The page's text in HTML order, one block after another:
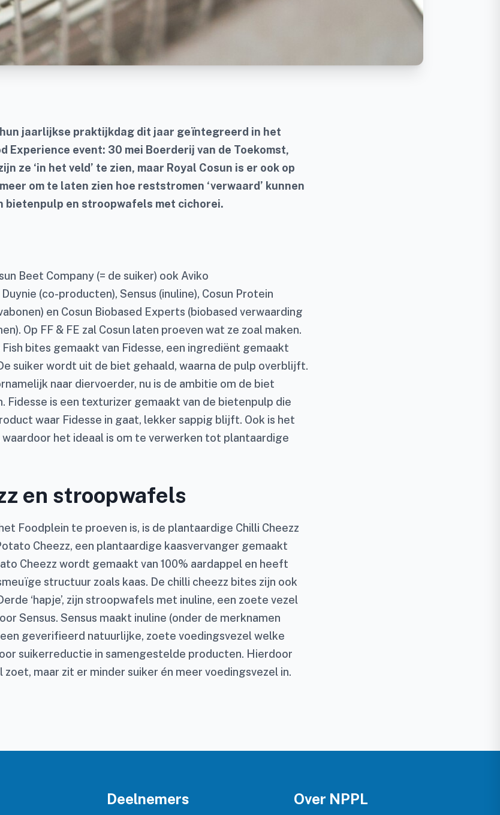
hun jaarlijkse praktijkdag dit jaar geïntegreerd in het
Experience event: 30 mei Boerderij van de Toekomst,
ze ‘in het veld’ te zien, maar Royal Cosun is er ook op
om te laten zien hoe reststromen ‘verwaard’ kunnen
bietenpulp en stroopwafels met cichorei.
Beet Company (= de suiker) ook Aviko
(co-producten), Sensus (inuline), Cosun Protein
en Cosun Biobased Experts (biobased verwaarding
Op FF & FE zal Cosun laten proeven wat ze zoal maken.
bites gemaakt van Fidesse, een ingrediënt gemaakt
suiker wordt uit de biet gehaald, waarna de pulp overblijft.
naar diervoerder, nu is de ambitie om de biet
Fidesse is een texturizer gemaakt van de bietenpulp die
waar Fidesse in gaat, lekker sappig blijft. Ook is het
het ideaal is om te verwerken tot plantaardige
en stroopwafels
Foodplein te proeven is, is de plantaardige Chilli Cheezz
Cheezz, een plantaardige kaasvervanger gemaakt
Cheezz wordt gemaakt van 100% aardappel en heeft
structuur zoals kaas. De chilli cheezz bites zijn ook
‘hapje’, zijn stroopwafels met inuline, een zoete vezel
Sensus. Sensus maakt inuline (onder de merknamen
geverifieerd natuurlijke, zoete voedingsvezel welke
suikerreductie in samengestelde producten. Hierdoor
maar zit er minder suiker én meer voedingsvezel in.
Deelnemers Over NPPL